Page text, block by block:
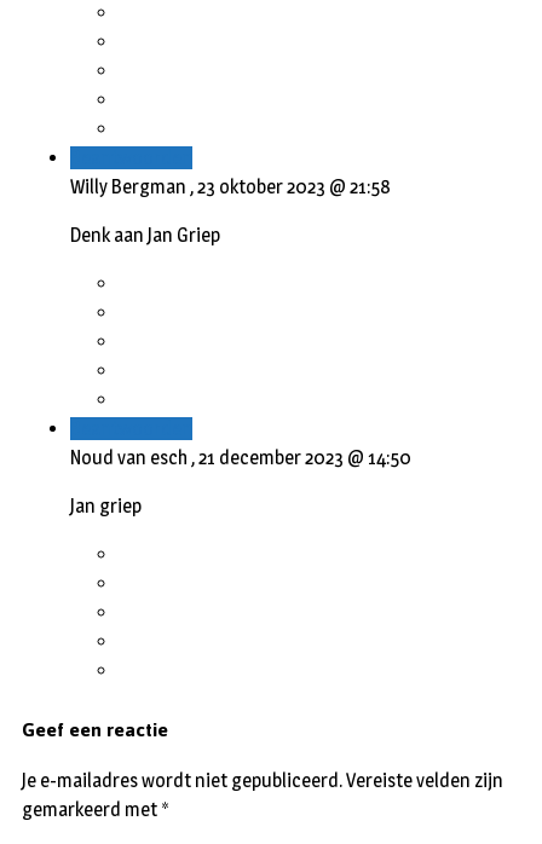
Willy Bergman ,23 oktober 2023 @ 21:58
Denk aan Jan Griep
Noud van esch ,21 december 2023 @ 14:50
Jan griep
Geef een reactie
Je e-mailadres wordt niet gepubliceerd.Vereiste velden zijn
gemarkeerd met *